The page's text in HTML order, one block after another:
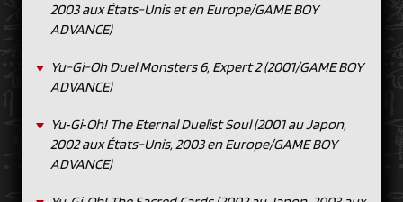
2003 aux États-Unis et en Europe/GAME BOY
ADVANCE)
Yu-Gi-Oh Duel Monsters 6, Expert 2 (2001/GAME BOY
ADVANCE)
Yu‑Gi‑Oh! The Eternal Duelist Soul (2001 au Japon,
2002 aux États-Unis, 2003 en Europe/GAME BOY
ADVANCE)